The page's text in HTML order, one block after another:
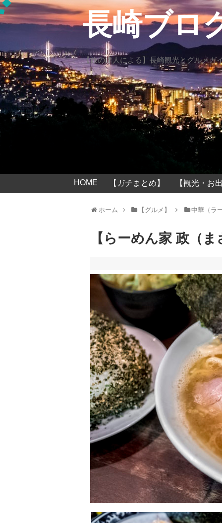
長崎ブロ
【旅の達人による】長崎観光とグルメガ
HOME 【ガチまとめ】 【観光・お
ホーム 【グルメ】 中華（ラ
【らーめん家 政（